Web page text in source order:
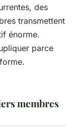
des
transmettent
énorme.
parce
membres